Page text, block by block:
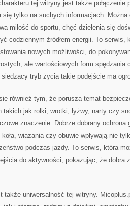
tej witryny jest także połączenie
się tylko na suchych informacjach.
miłość do sportu, chęć dzielenia się
codziennym źródłem energii. To serwis,
nowych możliwości, do
ale wartościowych form spędzania
tryb życia takie podejście ma
również tym, że porusza temat
takich jak rolki, wrotki, łyżwy, narty czy
znaczenie. Dobrze dobrany ochrona
wiązania czy obuwie wpływają nie
podczas jazdy. To serwis, która
do aktywności, pokazując, że dobra
także uniwersalność tej witryny.